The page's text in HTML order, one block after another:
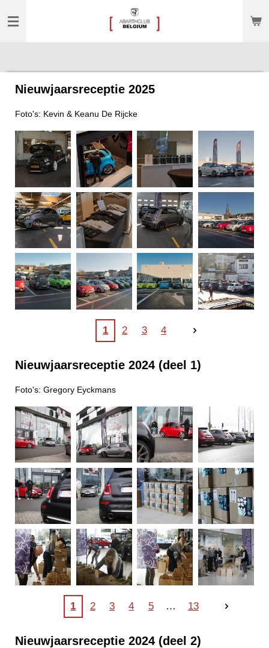
Ga
direct
Nieuwjaarsreceptie 2025
Foto's: Kevin & Keanu De Rijcke
1 2 3 4
Nieuwjaarsreceptie 2024 (deel 1)
Foto's: Gregory Eyckmans
1 2 3 4 5 13
Nieuwjaarsreceptie 2024 (deel 2)